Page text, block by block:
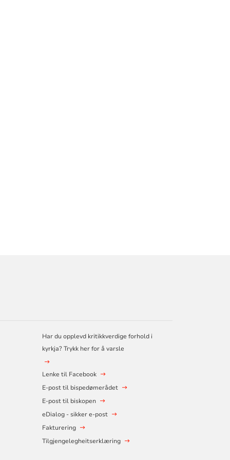
Har du opplevd kritikkverdige forhold i
kyrkja? Trykk her for å varsle
Lenke til Facebook
E-post til bispedømerådet
E-post til biskopen
eDialog - sikker e-post
Fakturering
Tilgjengelegheitserklæring